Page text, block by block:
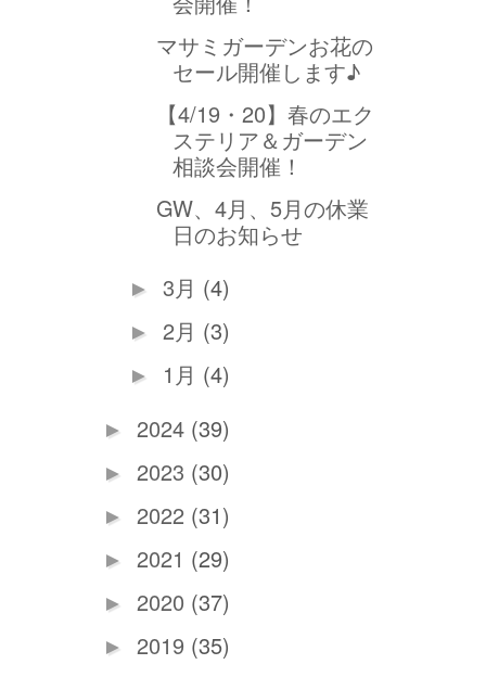
マサミガーデンお花の
セール開催します♪
【4/19・20】春のエク
ステリア＆ガーデン
相談会開催！
GW、4月、5月の休業
日のお知らせ
► 3月 (4)
► 2月 (3)
► 1月 (4)
► 2024 (39)
► 2023 (30)
► 2022 (31)
► 2021 (29)
► 2020 (37)
► 2019 (35)